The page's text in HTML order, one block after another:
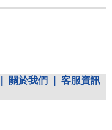
關於我們
客服資訊